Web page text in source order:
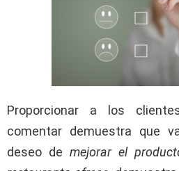
Proporcionar a los
comentar demuestra que
deseo de mejorar el